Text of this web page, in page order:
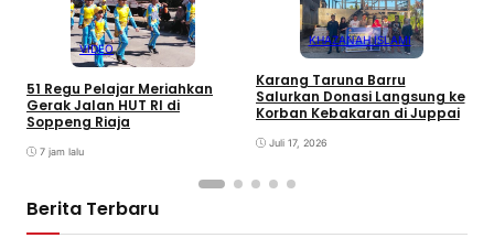
VIDEO
51 Regu Pelajar Meriahkan
Gerak Jalan HUT RI di
Soppeng Riaja
7 jam lalu
KHAZANAH ISLAMI
Karang Taruna Barru
Salurkan Donasi Langsung ke
Korban Kebakaran di Juppai
Juli 17, 2026
Berita Terbaru